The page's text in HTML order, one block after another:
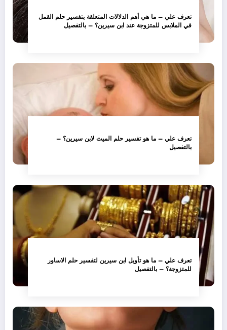
تعرف علي – ما هي أهم الدلالات المتعلقة بتفسير حلم القمل
في الملابس للمتزوجة عند ابن سيرين؟ – بالتفصيل
تعرف علي – ما هو تفسير حلم الميت لابن سيرين؟ –
بالتفصيل
تعرف علي – ما هو تأويل ابن سيرين لتفسير حلم الاساور
للمتزوجة؟ – بالتفصيل